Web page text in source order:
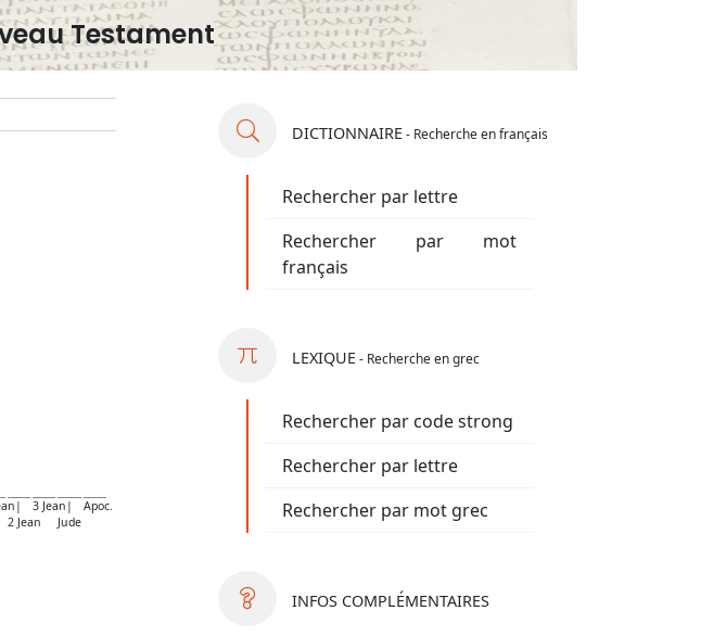
Testament
Questionnaire de connaissances du Nouveau Testament
Testament
|
2 Jean
3 Jean |
Jude
Apoc.
DICTIONNAIRE- Recherche en français
Rechercher par lettre
Rechercher par mot
français
LEXIQUE- Recherche en grec
Rechercher par code strong
Rechercher par lettre
Rechercher par mot grec
INFOS COMPLÉMENTAIRES